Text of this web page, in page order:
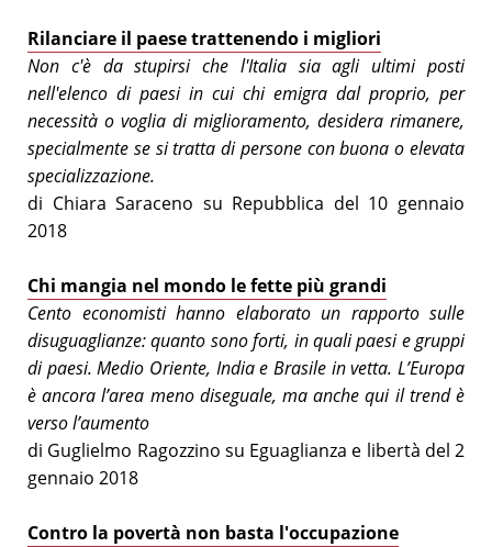
Rilanciare il paese trattenendo i migliori
Non c'è da stupirsi che l'Italia sia agli ultimi posti
nell'elenco di paesi in cui chi emigra dal proprio, per
necessità o voglia di miglioramento, desidera rimanere,
specialmente se si tratta di persone con buona o elevata
specializzazione.
di Chiara Saraceno su Repubblica del 10 gennaio
2018
Chi mangia nel mondo le fette più grandi
Cento economisti hanno elaborato un rapporto sulle
disuguaglianze: quanto sono forti, in quali paesi e gruppi
di paesi. Medio Oriente, India e Brasile in vetta. L’Europa
è ancora l’area meno diseguale, ma anche qui il trend è
verso l’aumento
di Guglielmo Ragozzino su Eguaglianza e libertà del 2
gennaio 2018
Contro la povertà non basta l'occupazione